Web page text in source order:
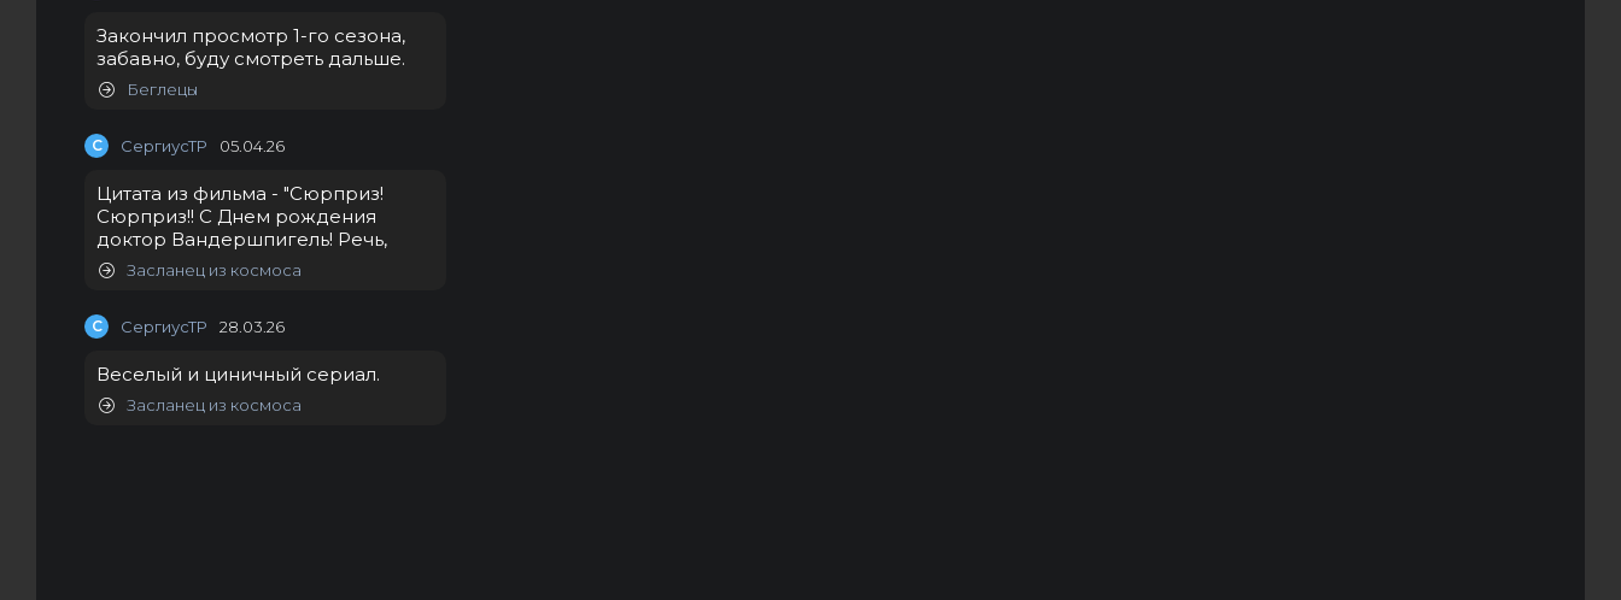
Закончил просмотр 1-го сезона,
забавно, буду смотреть дальше.
Беглецы
С СергиусТР 05.04.26
Цитата из фильма - "Сюрприз!
Сюрприз!! С Днем рождения
доктор Вандершпигель! Речь,
Засланец из космоса
С СергиусТР 28.03.26
Веселый и циничный сериал.
Засланец из космоса